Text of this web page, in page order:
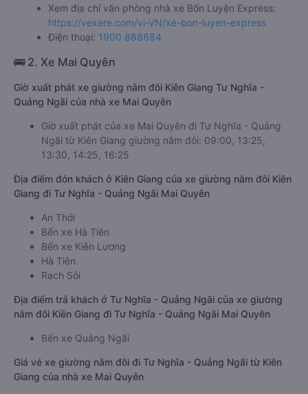
Xem địa chỉ văn phòng nhà xe Bốn Luyện Express:
https://vexere.com/vi-VN/xe-bon-luyen-express
Điện thoại: 1900 888684
🚌 2. Xe Mai Quyên
Giờ xuất phát xe giường nằm đôi Kiên Giang Tư Nghĩa -
Quảng Ngãi của nhà xe Mai Quyên
Giờ xuất phát của xe Mai Quyên đi Tư Nghĩa - Quảng
Ngãi từ Kiên Giang giường nằm đôi: 09:00, 13:25,
13:30, 14:25, 16:25
Địa điểm đón khách ở Kiên Giang của xe giường nằm đôi Kiên
Giang đi Tư Nghĩa - Quảng Ngãi Mai Quyên
An Thới
Bến xe Hà Tiên
Bến xe Kiên Lương
Hà Tiên
Rạch Sỏi
Địa điểm trả khách ở Tư Nghĩa - Quảng Ngãi của xe giường
nằm đôi Kiên Giang đi Tư Nghĩa - Quảng Ngãi Mai Quyên
Bến xe Quảng Ngãi
Giá vé xe giường nằm đôi đi Tư Nghĩa - Quảng Ngãi từ Kiên
Giang của nhà xe Mai Quyên